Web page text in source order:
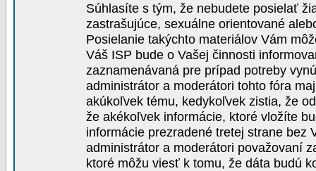
Súhlasíte s tým, že nebudete posielať
zastrašujúce, sexuálne orientované
Posielanie takýchto materiálov Vám
Váš ISP bude o Vašej činnosti
zaznamenávaná pre prípad potreby
administrátor a moderátori tohto fóra
akúkoľvek tému, kedykoľvek zistia, že
že akékoľvek informácie, ktoré vložíte
informácie prezradené tretej strane bez
administrátor a moderátori považovaní
ktoré môžu viesť k tomu, že dáta budú